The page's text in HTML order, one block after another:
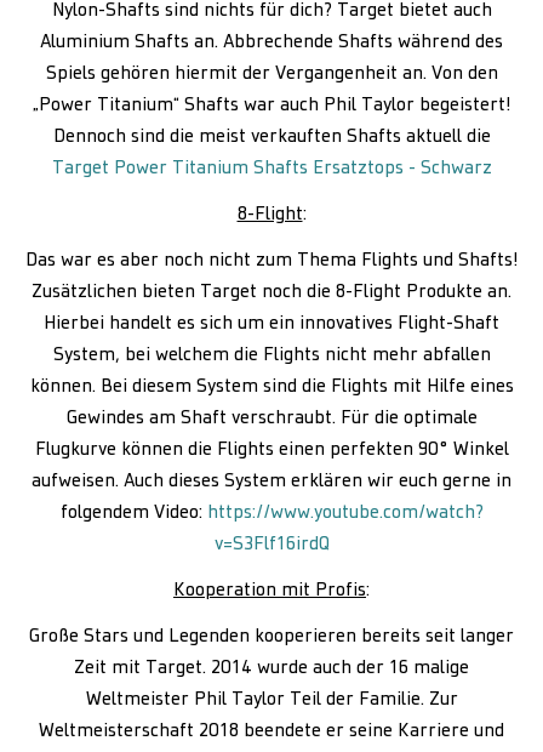
Nylon-Shafts sind nichts für dich? Target bietet auch
Aluminium Shafts an. Abbrechende Shafts während des
Spiels gehören hiermit der Vergangenheit an. Von den
„Power Titanium“ Shafts war auch Phil Taylor begeistert!
Dennoch sind die meist verkauften Shafts aktuell die
Target Power Titanium Shafts Ersatztops - Schwarz
8-Flight:
Das war es aber noch nicht zum Thema Flights und Shafts!
Zusätzlichen bieten Target noch die 8-Flight Produkte an.
Hierbei handelt es sich um ein innovatives Flight-Shaft
System, bei welchem die Flights nicht mehr abfallen
können. Bei diesem System sind die Flights mit Hilfe eines
Gewindes am Shaft verschraubt. Für die optimale
Flugkurve können die Flights einen perfekten 90° Winkel
aufweisen. Auch dieses System erklären wir euch gerne in
folgendem Video: https://www.youtube.com/watch?
v=S3Flf16irdQ
Kooperation mit Profis:
Große Stars und Legenden kooperieren bereits seit langer
Zeit mit Target. 2014 wurde auch der 16 malige
Weltmeister Phil Taylor Teil der Familie. Zur
Weltmeisterschaft 2018 beendete er seine Karriere und